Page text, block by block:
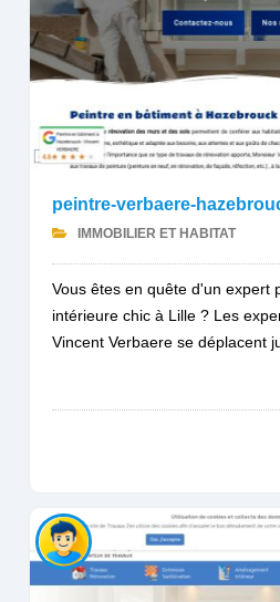
peintre-verbaere-
IMMOBILIER ET HABITAT
Vous êtes en quête d'un expert
intérieure chic à Lille ? Les
Vincent Verbaere se déplacent